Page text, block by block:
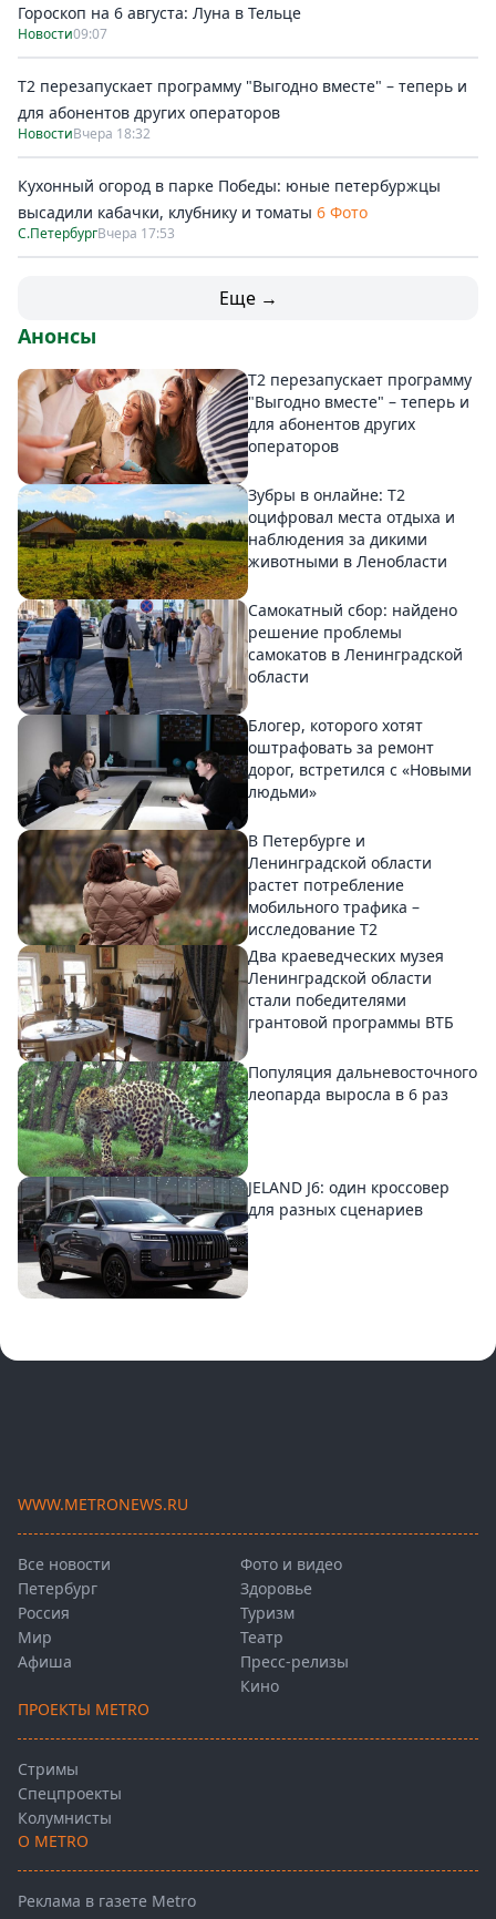
Гороскоп на 6 августа: Луна в Тельце
Новости09:07
Т2 перезапускает программу "Выгодно вместе" – теперь и
для абонентов других операторов
НовостиВчера 18:32
Кухонный огород в парке Победы: юные петербуржцы
высадили кабачки, клубнику и томаты 6 Фото
С.ПетербургВчера 17:53
Еще →
Анонсы
Т2 перезапускает программу
"Выгодно вместе" – теперь и
для абонентов других
операторов
Зубры в онлайне: Т2
оцифровал места отдыха и
наблюдения за дикими
животными в Ленобласти
Самокатный сбор: найдено
решение проблемы
самокатов в Ленинградской
области
Блогер, которого хотят
оштрафовать за ремонт
дорог, встретился с «Новыми
людьми»
В Петербурге и
Ленинградской области
растет потребление
мобильного трафика –
исследование T2
Два краеведческих музея
Ленинградской области
стали победителями
грантовой программы ВТБ
Популяция дальневосточного
леопарда выросла в 6 раз
JELAND J6: один кроссовер
для разных сценариев
WWW.METRONEWS.RU
Все новости
Петербург
Россия
Мир
Афиша
Фото и видео
Здоровье
Туризм
Театр
Пресс-релизы
Кино
ПРОЕКТЫ METRO
Стримы
Спецпроекты
Колумнисты
О METRO
Реклама в газете Metro